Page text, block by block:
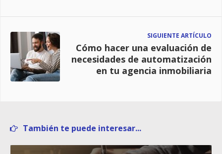
SIGUIENTE ARTÍCULO
Cómo hacer una evaluación de
necesidades de automatización
en tu agencia inmobiliaria
También te puede interesar...